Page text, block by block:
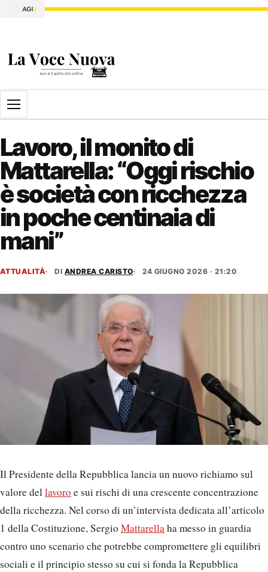
Apri il menu
Lavoro, il monito di
Mattarella: “Oggi rischio
è società con ricchezza
in poche centinaia di
mani”
ATTUALITÀ DI ANDREA CARISTO 24 GIUGNO 2026 · 21:20
Il Presidente della Repubblica lancia un nuovo richiamo sul
valore dellavoro e sui rischi di una crescente concentrazione
della ricchezza. Nel corso di un’intervista dedicata all’articolo
1 della Costituzione, Sergio Mattarellaha messo in guardia
contro uno scenario che potrebbe compromettere gli equilibri
sociali e il principio stesso su cui si fonda la Repubblica